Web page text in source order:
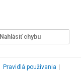
Nahlásiť chybu
Pravidlá používania